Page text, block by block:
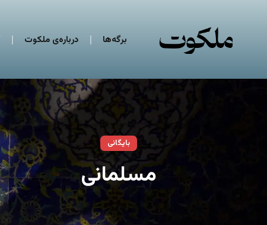
برگه‌ها درباره‌ی ملکوت
بایگانی
مسلمانی